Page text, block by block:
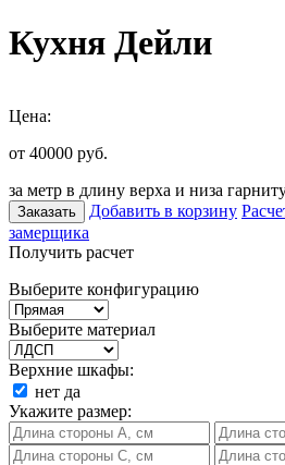
Кухня Дейли
Цена:
от 40000 руб.
за метр в длину верха и низа
Заказать Добавить в корзину
замерщика
Получить расчет
Выберите конфигурацию
Выберите материал
Верхние шкафы:
нет да
Укажите размер: